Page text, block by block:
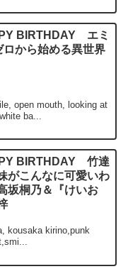
BIRTHDAY エミ
ロから始める異世界
open mouth, looking at
ba...
BIRTHDAY 竹達
がこんなに可愛いわ
坂桐乃＆『けいお
kousaka kirino,punk